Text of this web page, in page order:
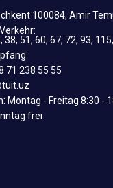
100084, Amir
38, 51, 60, 67, 72, 93,
71 238 55 55
Montag - Freitag 8:30 -
frei